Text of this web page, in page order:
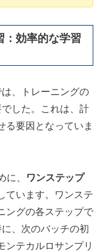
：効率的な学習
、トレーニングの
した。これは、計
る要因となっていま
に、
ワンステップ
ています。ワンステ
ングの各ステップで
、次のバッチの初
ンテカルロサンプリ